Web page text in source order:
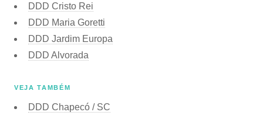
DDD Cristo Rei
DDD Maria Goretti
DDD Jardim Europa
DDD Alvorada
VEJA TAMBÉM
DDD Chapecó / SC